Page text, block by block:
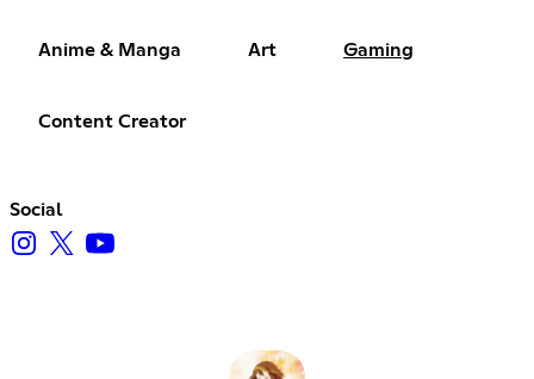
Anime & Manga Art Gaming
Content Creator
Social